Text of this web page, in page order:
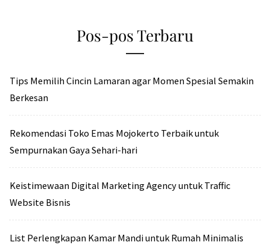
Pos-pos Terbaru
Tips Memilih Cincin Lamaran agar Momen Spesial Semakin
Berkesan
Rekomendasi Toko Emas Mojokerto Terbaik untuk
Sempurnakan Gaya Sehari-hari
Keistimewaan Digital Marketing Agency untuk Traffic
Website Bisnis
List Perlengkapan Kamar Mandi untuk Rumah Minimalis